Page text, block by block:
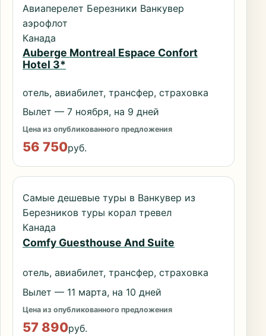
Авиаперелет Березники Ванкувер
аэрофлот
Канада
Auberge Montreal Espace Confort
Hotel 3*
отель, авиабилет, трансфер, страховка
Вылет — 7 ноября, на 9 дней
Цена из опубликованного предложения
56 750руб.
Самые дешевые туры в Ванкувер из
Березников туры корал тревел
Канада
Comfy Guesthouse And Suite
отель, авиабилет, трансфер, страховка
Вылет — 11 марта, на 10 дней
Цена из опубликованного предложения
57 890руб.